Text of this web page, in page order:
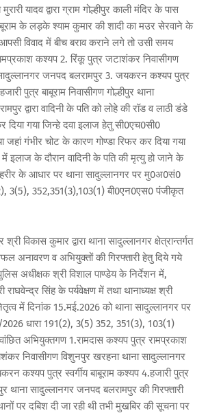
यादव द्वारा ग्राम गोल्हीपुर काली मंदिर के पास
के लड़के श्याम कुमार की शादी का मउर सेरवाने के
विवाद में बीच बराव कराने लगे तो उसी समय
कश्यप 2. रिंकू पुत्र जटाशंकर निवासीगण
जनपद बलरामपुर 3. जयकरन कश्यप पुत्र
पुत्र बाबूराम निवासीगण गोल्हीपुर थाना
द्वारा वादिनी के पति को लोहे की रॉड व लाठी डंडे
गया जिन्हे दवा इलाज हेतु सी0एच0सी0
जहां गंभीर चोट के कारण गोण्डा रिफर कर दिया गया
में इलाज के दौरान वादिनी के पति की मृत्यु हो जाने के
के आधार पर थाना सादुल्लानगर पर मु0अ0सं0
3(5), 352,351(3),103(1) बी0एन0एस0 पंजीकृत
विकास कुमार द्वारा थाना सादुल्लानगर क्षेत्रान्तर्गत
अनावरण व अभियुक्तों की गिरफ्तारी हेतु दिये गये
अधीक्षक श्री विशाल पाण्डेय के निर्देशन में,
राघवेन्द्र सिंह के पर्यवेक्षण में तथा थानाध्यक्ष श्री
में दिनांक 15.मई.2026 को थाना सादुल्लानगर पर
धारा 191(2), 3(5) 352, 351(3), 103(1)
अभियुक्तगण 1.रामदास कश्यप पुत्र रामप्रकाश
निवासीगण विशुनपुर खरहना थाना सादुल्लानगर
कश्यप पुत्र स्वर्गीय बाबूराम कश्यप 4.हजारी पुत्र
थाना सादुल्लानगर जनपद बलरामपुर की गिरफ्तारी
पर दबिश दी जा रही थी तभी मुखबिर की सूचना पर